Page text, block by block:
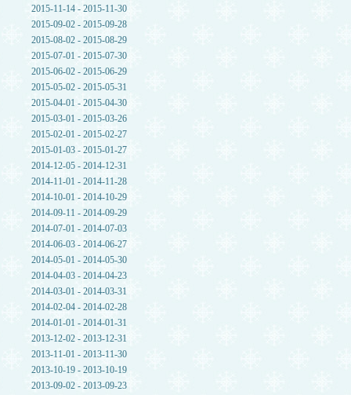
2015-11-14 - 2015-11-30
2015-09-02 - 2015-09-28
2015-08-02 - 2015-08-29
2015-07-01 - 2015-07-30
2015-06-02 - 2015-06-29
2015-05-02 - 2015-05-31
2015-04-01 - 2015-04-30
2015-03-01 - 2015-03-26
2015-02-01 - 2015-02-27
2015-01-03 - 2015-01-27
2014-12-05 - 2014-12-31
2014-11-01 - 2014-11-28
2014-10-01 - 2014-10-29
2014-09-11 - 2014-09-29
2014-07-01 - 2014-07-03
2014-06-03 - 2014-06-27
2014-05-01 - 2014-05-30
2014-04-03 - 2014-04-23
2014-03-01 - 2014-03-31
2014-02-04 - 2014-02-28
2014-01-01 - 2014-01-31
2013-12-02 - 2013-12-31
2013-11-01 - 2013-11-30
2013-10-19 - 2013-10-19
2013-09-02 - 2013-09-23